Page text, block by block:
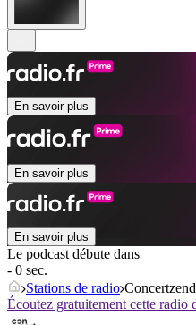
En savoir plus
En savoir plus
En savoir plus
Le podcast débute dans
- 0 sec.
Stations de radio
Écoutez gratuitement cette radio